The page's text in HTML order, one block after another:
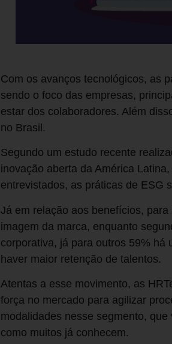
Com os avanços tecnológicos, as
sendo o foco das empresas,
estar dos colaboradores. Além
no Brasil.
Segundo um estudo recente
inovação aberta da América
entrevistados, as práticas de ESG
Já em relação aos benefícios,
imagem da marca, enquanto
corporativa, já para outros 59% há
haver maior retenção de talentos.
Atentas a esse movimento, as
força no mercado para agilizar
modalidades nesse segmento,
como muitos já conhecem.